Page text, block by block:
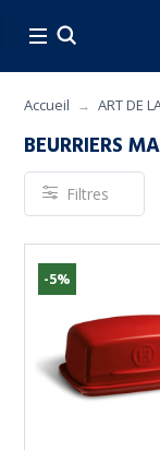
Accueil ART DE
BEURRIERS
Filtres
-5%